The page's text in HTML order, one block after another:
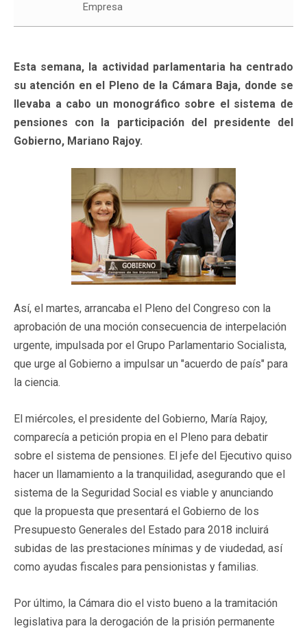
Empresa
Esta semana, la actividad parlamentaria ha centrado
su atención en el Pleno de la Cámara Baja, donde se
llevaba a cabo un monográfico sobre el sistema de
pensiones con la participación del presidente del
Gobierno, Mariano Rajoy.
Así, el martes, arrancaba el Pleno del Congreso con la
aprobación de una moción consecuencia de interpelación
urgente, impulsada por el Grupo Parlamentario Socialista,
que urge al Gobierno a impulsar un "acuerdo de país" para
la ciencia.
El miércoles, el presidente del Gobierno, María Rajoy,
comparecía a petición propia en el Pleno para debatir
sobre el sistema de pensiones. El jefe del Ejecutivo quiso
hacer un llamamiento a la tranquilidad, asegurando que el
sistema de la Seguridad Social es viable y anunciando
que la propuesta que presentará el Gobierno de los
Presupuesto Generales del Estado para 2018 incluirá
subidas de las prestaciones mínimas y de viudedad, así
como ayudas fiscales para pensionistas y familias.
Por último, la Cámara dio el visto bueno a la tramitación
legislativa para la derogación de la prisión permanente